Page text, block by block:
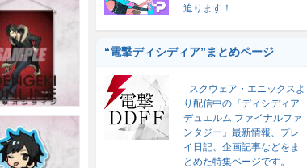
迫ります！
“電撃ディシディア”まとめページ
スクウェア・エニックスよ
り配信中の『ディシディア
デュエルム ファイナルファ
ンタジー』最新情報、プレ
イ日記、企画記事などをま
とめた特集ページです。